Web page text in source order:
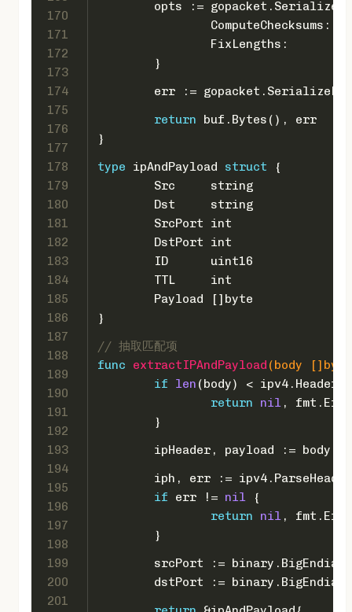
170
171
172
173
174
175
176
177
178
179
180
181
182
183
184
185
186
187
188
189
190
191
192
193
194
195
196
197
198
199
200
201
opts :=
		ComputeChecksums:
		FixLengths:
	}
err :=
return buf.Bytes(), err
}
type ipAndPayload struct {
	Src
string
	Dst
string
	SrcPort
int
	DstPort
int
	ID
uint16
	TTL
int
	Payload []
byte
}
// 抽取匹配项
func
extractIPAndPayload (body [] byte
if
len (body) <
return
nil ,
	}
ipHeader, payload :=
iph, err :=
if err != nil {
return
nil ,
	}
srcPort :=
dstPort :=